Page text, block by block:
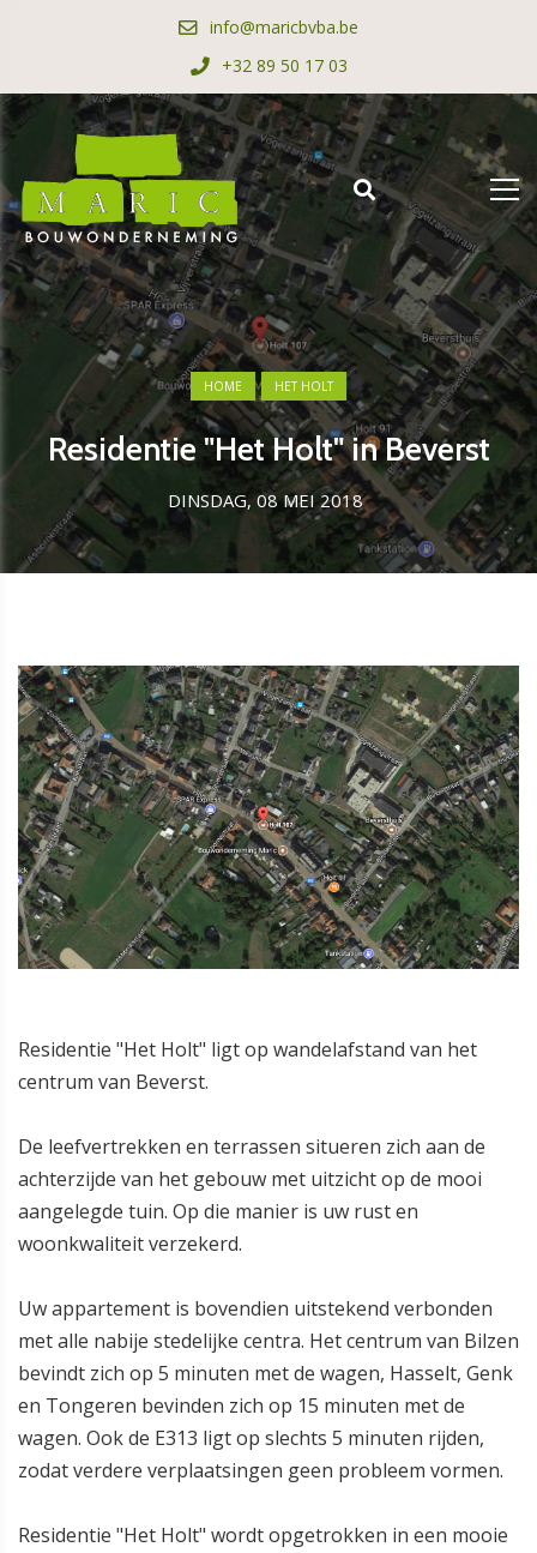
info@maricbvba.be
+32 89 50 17 03
HOME HET HOLT
Residentie "Het Holt" in Beverst
DINSDAG, 08 MEI 2018
Residentie "Het Holt" ligt op wandelafstand van het
centrum van Beverst.
De leefvertrekken en terrassen situeren zich aan de
achterzijde van het gebouw met uitzicht op de mooi
aangelegde tuin. Op die manier is uw rust en
woonkwaliteit verzekerd.
Uw appartement is bovendien uitstekend verbonden
met alle nabije stedelijke centra. Het centrum van Bilzen
bevindt zich op 5 minuten met de wagen, Hasselt, Genk
en Tongeren bevinden zich op 15 minuten met de
wagen. Ook de E313 ligt op slechts 5 minuten rijden,
zodat verdere verplaatsingen geen probleem vormen.
Residentie "Het Holt" wordt opgetrokken in een mooie